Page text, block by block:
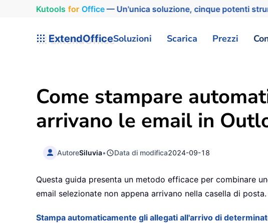
Kutools for Office— Un'unica soluzione, cinque potenti
ExtendOfficeSoluzioni Scarica Prezzi
Come stampare
arrivano le email in
AutoreSiluvia• Data di modifica2024-09-18
Questa guida presenta un metodo efficace per combinare
email selezionate non appena arrivano nella casella di posta.
Stampa automaticamente gli allegati all'arrivo di